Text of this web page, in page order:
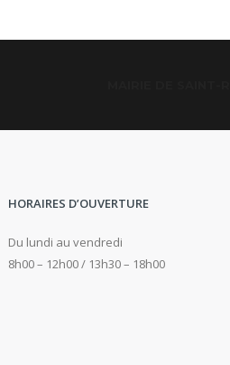
HORAIRES D’OUVERTURE
Du lundi au vendredi
8h00 – 12h00 / 13h30 – 18h00